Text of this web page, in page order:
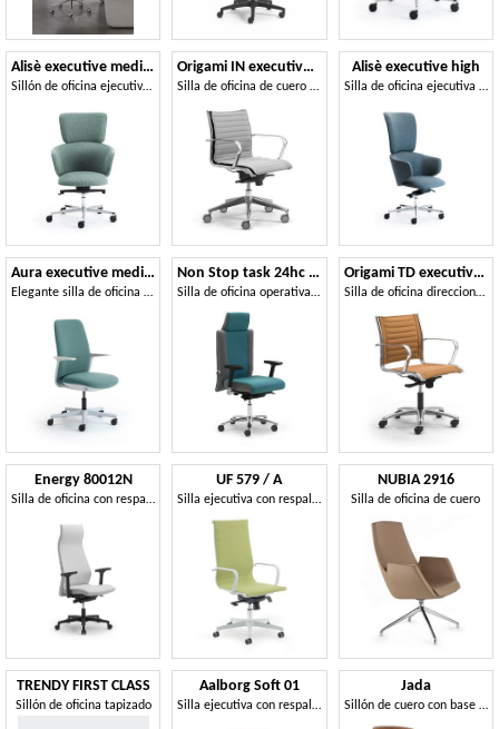
Alisè executive medium
Sillón de oficina ejecutivo con formas envolventes
Origami IN executive 70120M
Silla de oficina de cuero con estructura de acero cromado
Alisè executive high
Silla de oficina ejecutiva con respaldo alto
Aura executive medium
Elegante silla de oficina con mecanismo autoajustable.
Non Stop task 24hc 51160
Silla de oficina operativa, ajustable
Origami TD executive 70020
Silla de oficina direccional, cubierta en cuero
Energy 80012N
Silla de oficina con respaldo alto y reposacabezas
UF 579 / A
Silla ejecutiva con respaldo alto
NUBIA 2916
Silla de oficina de cuero
TRENDY FIRST CLASS
Sillón de oficina tapizado
Aalborg Soft 01
Silla ejecutiva con respaldo alto para la oficina
Jada
Sillón de cuero con base giratoria redonda